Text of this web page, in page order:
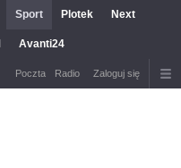
Sport Plotek Next
Avanti24
Poczta Radio Zaloguj się